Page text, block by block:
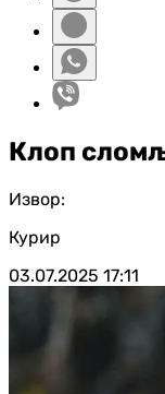
Клоп
Извор:
Курир
03.07.2025 17:11